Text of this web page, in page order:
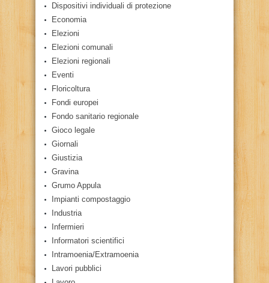
Dispositivi individuali di protezione
Economia
Elezioni
Elezioni comunali
Elezioni regionali
Eventi
Floricoltura
Fondi europei
Fondo sanitario regionale
Gioco legale
Giornali
Giustizia
Gravina
Grumo Appula
Impianti compostaggio
Industria
Infermieri
Informatori scientifici
Intramoenia/Extramoenia
Lavori pubblici